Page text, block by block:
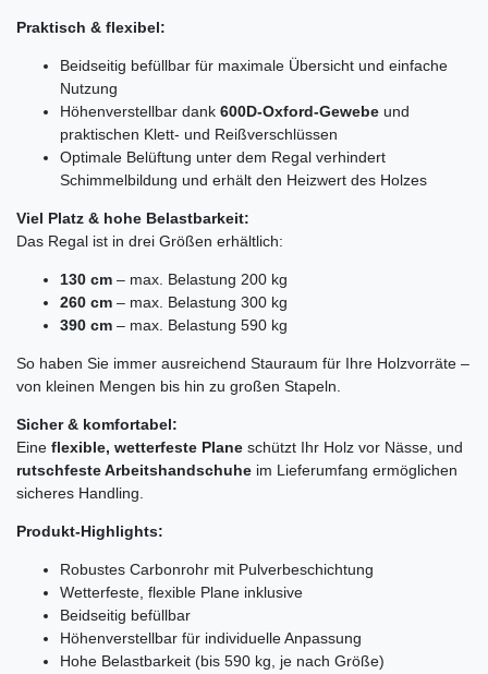
Praktisch & flexibel:
Beidseitig befüllbar für maximale Übersicht und einfache
Nutzung
Höhenverstellbar dank 600D-Oxford-Gewebe und
praktischen Klett- und Reißverschlüssen
Optimale Belüftung unter dem Regal verhindert
Schimmelbildung und erhält den Heizwert des Holzes
Viel Platz & hohe Belastbarkeit:
Das Regal ist in drei Größen erhältlich:
130 cm – max. Belastung 200 kg
260 cm – max. Belastung 300 kg
390 cm – max. Belastung 590 kg
So haben Sie immer ausreichend Stauraum für Ihre Holzvorräte –
von kleinen Mengen bis hin zu großen Stapeln.
Sicher & komfortabel:
Eine flexible, wetterfeste Plane schützt Ihr Holz vor Nässe, und
rutschfeste Arbeitshandschuhe im Lieferumfang ermöglichen
sicheres Handling.
Produkt-Highlights:
Robustes Carbonrohr mit Pulverbeschichtung
Wetterfeste, flexible Plane inklusive
Beidseitig befüllbar
Höhenverstellbar für individuelle Anpassung
Hohe Belastbarkeit (bis 590 kg, je nach Größe)